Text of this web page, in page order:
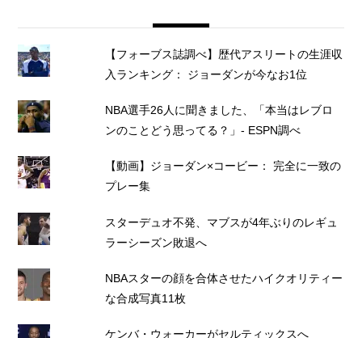
【フォーブス誌調べ】歴代アスリートの生涯収
入ランキング： ジョーダンが今なお1位
NBA選手26人に聞きました、「本当はレブロ
ンのことどう思ってる？」- ESPN調べ
【動画】ジョーダン×コービー： 完全に一致の
プレー集
スターデュオ不発、マブスが4年ぶりのレギュ
ラーシーズン敗退へ
NBAスターの顔を合体させたハイクオリティー
な合成写真11枚
ケンバ・ウォーカーがセルティックスへ